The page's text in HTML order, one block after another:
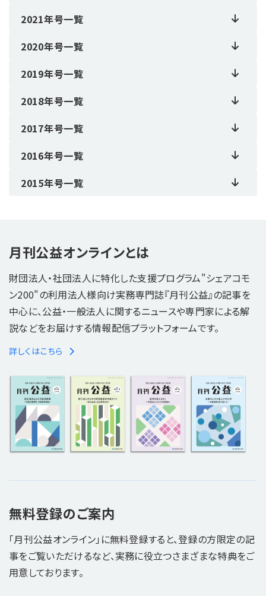
2021年号一覧
2020年号一覧
2019年号一覧
2018年号一覧
2017年号一覧
2016年号一覧
2015年号一覧
月刊公益オンラインとは
財団法人・社団法人に特化した支援プログラム"シェアコモ
ン200"の利用法人様向け実務専門誌『月刊公益』の記事を
中心に、公益・一般法人に関するニュースや専門家による解
説などをお届けする情報配信プラットフォームです。
詳しくはこちら
無料登録のご案内
「月刊公益オンライン」に無料登録すると、登録の方限定の記
事をご覧いただけるなど、実務に役立つさまざまな特典をご
用意しております。